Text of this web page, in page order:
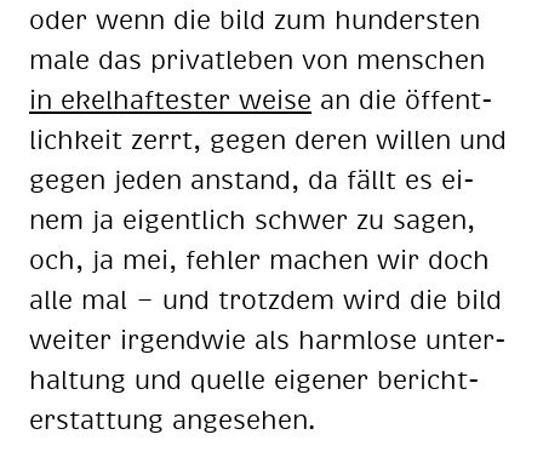
oder wenn die bild zum hun­ders­ten
male das pri­vat­le­ben von men­schen
in ekel­haf­tes­ter wei­se an die öf­fent­
lich­keit zerrt, ge­gen de­ren wil­len und
ge­gen je­den an­stand, da fällt es ei­
nem ja ei­gent­lich schwer zu sa­gen,
och, ja mei, feh­ler ma­chen wir doch
alle mal — und trotz­dem wird die bild
wei­ter ir­gend­wie als harm­lo­se un­ter­
hal­tung und quel­le ei­ge­ner be­richt­
erstat­tung an­ge­se­hen.